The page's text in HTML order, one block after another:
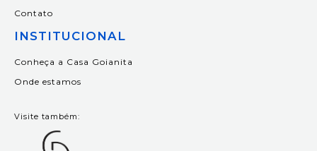
Contato
INSTITUCIONAL
Conheça a Casa Goianita
Onde estamos
Visite também: